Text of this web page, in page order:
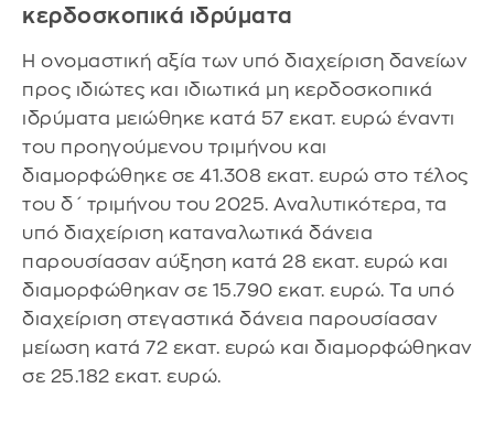
κερδοσκοπικά ιδρύματα
Η ονομαστική αξία των υπό διαχείριση δανείων
προς ιδιώτες και ιδιωτικά μη κερδοσκοπικά
ιδρύματα μειώθηκε κατά 57 εκατ. ευρώ έναντι
του προηγούμενου τριμήνου και
διαμορφώθηκε σε 41.308 εκατ. ευρώ στο τέλος
του δ΄ τριμήνου του 2025. Αναλυτικότερα, τα
υπό διαχείριση καταναλωτικά δάνεια
παρουσίασαν αύξηση κατά 28 εκατ. ευρώ και
διαμορφώθηκαν σε 15.790 εκατ. ευρώ. Τα υπό
διαχείριση στεγαστικά δάνεια παρουσίασαν
μείωση κατά 72 εκατ. ευρώ και διαμορφώθηκαν
σε 25.182 εκατ. ευρώ.